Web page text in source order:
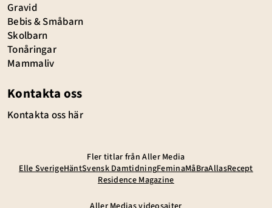
Gravid
Bebis & Småbarn
Skolbarn
Tonåringar
Mammaliv
Kontakta oss
Kontakta oss här
Fler titlar från Aller Media
Elle SverigeHäntSvensk DamtidningFeminaMåBraAllasRecept
Residence Magazine